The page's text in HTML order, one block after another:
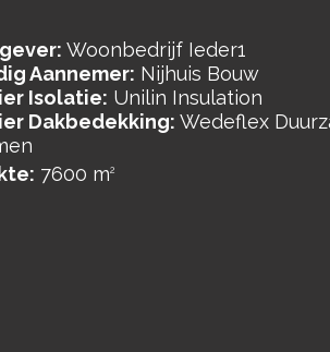
Woonbedrijf Ieder1
Aannemer: Nijhuis Bouw
Isolatie: Unilin Insulation
Dakbedekking: Wedeflex
7600 m2